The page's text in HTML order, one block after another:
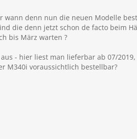
wann denn nun die neuen Modelle
die denn jetzt schon de facto beim
bis März warten ?
- hier liest man lieferbar ab 07/
M340i voraussichtlich bestellbar?